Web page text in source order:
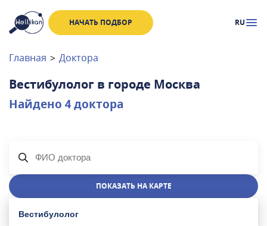
НАЧАТЬ ПОДБОР RU
Доктора
Клиники
Новости
Москва
Главная > Доктора
Вестибулолог в городе Москва
Найдено 4доктора
ПОКАЗАТЬ НА КАРТЕ
Вестибулолог